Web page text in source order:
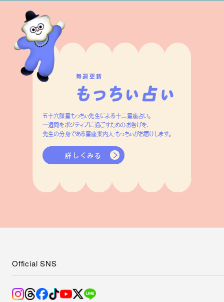
毎週更新
五十六謀星もっちぃ先生による十二星座占い。
一週間をポジティブに過ごすためのお告げを、
先生の分身である星座案内人・もっちぃがお届けします。
詳しくみる
Official SNS